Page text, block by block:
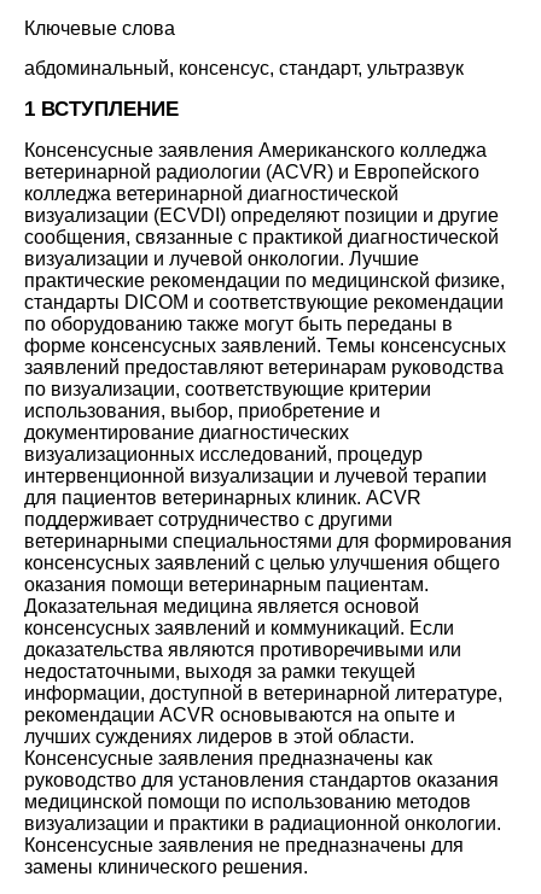
Ключевые слова
абдоминальный, консенсус, стандарт, ультразвук
1 ВСТУПЛЕНИЕ
Консенсусные заявления Американского колледжа
ветеринарной радиологии (ACVR) и Европейского
колледжа ветеринарной диагностической
визуализации (ECVDI) определяют позиции и другие
сообщения, связанные с практикой диагностической
визуализации и лучевой онкологии. Лучшие
практические рекомендации по медицинской физике,
стандарты DICOM и соответствующие рекомендации
по оборудованию также могут быть переданы в
форме консенсусных заявлений. Темы консенсусных
заявлений предоставляют ветеринарам руководства
по визуализации, соответствующие критерии
использования, выбор, приобретение и
документирование диагностических
визуализационных исследований, процедур
интервенционной визуализации и лучевой терапии
для пациентов ветеринарных клиник. ACVR
поддерживает сотрудничество с другими
ветеринарными специальностями для формирования
консенсусных заявлений с целью улучшения общего
оказания помощи ветеринарным пациентам.
Доказательная медицина является основой
консенсусных заявлений и коммуникаций. Если
доказательства являются противоречивыми или
недостаточными, выходя за рамки текущей
информации, доступной в ветеринарной литературе,
рекомендации ACVR основываются на опыте и
лучших суждениях лидеров в этой области.
Консенсусные заявления предназначены как
руководство для установления стандартов оказания
медицинской помощи по использованию методов
визуализации и практики в радиационной онкологии.
Консенсусные заявления не предназначены для
замены клинического решения.